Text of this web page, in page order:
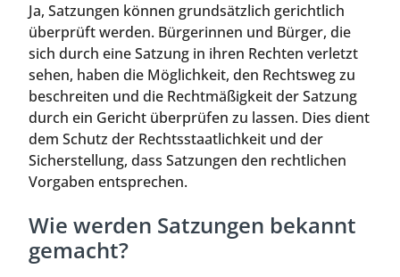
Ja, Satzungen können grundsätzlich gerichtlich
überprüft werden. Bürgerinnen und Bürger, die
sich durch eine Satzung in ihren Rechten verletzt
sehen, haben die Möglichkeit, den Rechtsweg zu
beschreiten und die Rechtmäßigkeit der Satzung
durch ein Gericht überprüfen zu lassen. Dies dient
dem Schutz der Rechtsstaatlichkeit und der
Sicherstellung, dass Satzungen den rechtlichen
Vorgaben entsprechen.
Wie werden Satzungen bekannt
gemacht?